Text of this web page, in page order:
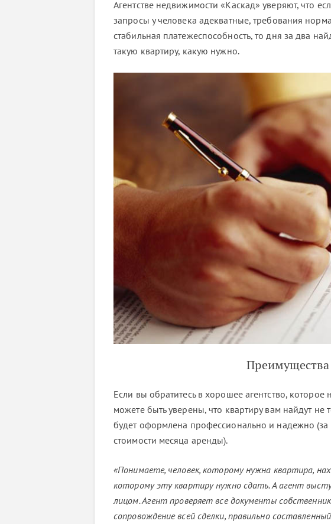
Агентстве недвижимости «Каскад» уверяют, что
запросы у человека адекватные, требования
стабильная платежеспособность, то дня за два
такую квартиру, какую нужно.
Преимущества
Если вы обратитесь в хорошее агентство,
можете быть уверены, что квартиру вам найдут не
будет оформлена профессионально и надежно (за
стоимости месяца аренды).
«Понимаете, человек, которому нужна квартира,
которому эту квартиру нужно сдать. А агент
лицом. Агент проверяет все документы
сопровождение всей сделки, правильно